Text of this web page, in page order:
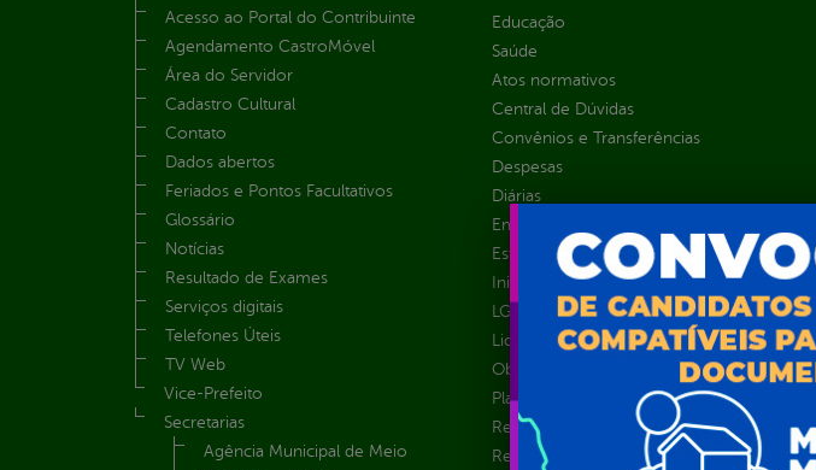
Acesso ao Portal do Contribuinte
Agendamento CastroMóvel
Área do Servidor
Cadastro Cultural
Contato
Dados abertos
Feriados e Pontos Facultativos
Glossário
Notícias
Resultado de Exames
Serviços digitais
Telefones Úteis
TV Web
Vice-Prefeito
Secretarias
Agência Municipal de Meio
Educação
Saúde
Atos normativos
Central de Dúvidas
Convênios e Transferências
Despesas
Diárias
Emendas parlamentares
Estrutura Organizacional
Inicio
LGPD e Governo Digital
Licitações e Contratos
Obras Públicas
Planejamento e Prestação de Contas
Receitas
Recursos Humanos